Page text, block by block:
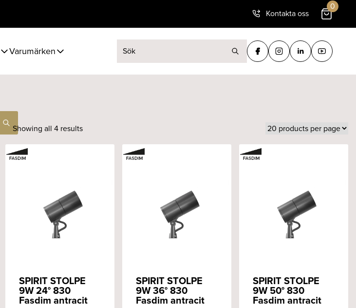
Kontakta oss
0
Varumärken Sök efter:
Showing all 4 results
SPIRIT STOLPE
9W 24° 830
Fasdim antracit
SPIRIT STOLPE
9W 36° 830
Fasdim antracit
SPIRIT STOLPE
9W 50° 830
Fasdim antracit